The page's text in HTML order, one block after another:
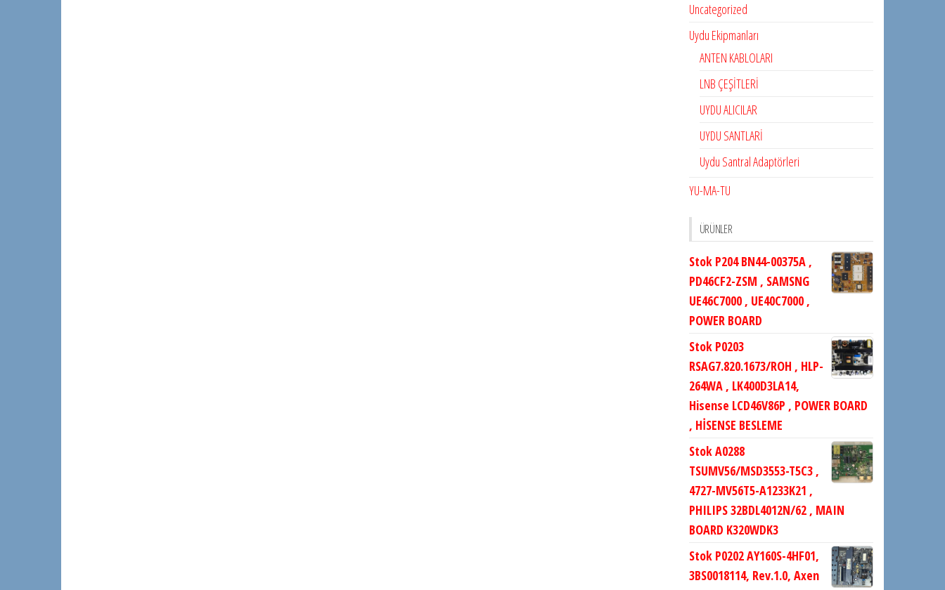
Uncategorized
Uydu Ekipmanları
ANTEN KABLOLARI
LNB ÇEŞİTLERİ
UYDU ALICILAR
UYDU SANTLARİ
Uydu Santral Adaptörleri
YU-MA-TU
ÜRÜNLER
Stok P204 BN44-00375A ,
PD46CF2-ZSM , SAMSNG
UE46C7000 , UE40C7000 ,
POWER BOARD
Stok P0203
RSAG7.820.1673/ROH , HLP-
264WA , LK400D3LA14,
Hisense LCD46V86P , POWER BOARD
, HİSENSE BESLEME
Stok A0288
TSUMV56/MSD3553-T5C3 ,
4727-MV56T5-A1233K21 ,
PHILIPS 32BDL4012N/62 , MAIN
BOARD K320WDK3
Stok P0202 AY160S-4HF01,
3BS0018114, Rev.1.0, Axen